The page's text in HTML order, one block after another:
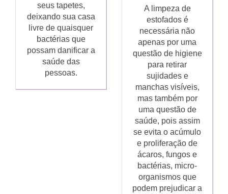
seus tapetes,
deixando sua casa
livre de quaisquer
bactérias que
possam danificar a
saúde das
pessoas.
A limpeza de
estofados é
necessária não
apenas por uma
questão de higiene
para retirar
sujidades e
manchas visíveis,
mas também por
uma questão de
saúde, pois assim
se evita o acúmulo
e proliferação de
ácaros, fungos e
bactérias, micro-
organismos que
podem prejudicar a